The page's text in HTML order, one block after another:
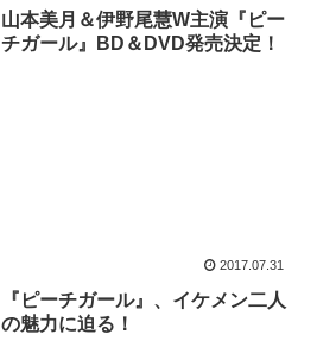
山本美月＆伊野尾慧W主演『ピー
チガール』BD＆DVD発売決定！
2017.07.31
『ピーチガール』、イケメン二人
の魅力に迫る！